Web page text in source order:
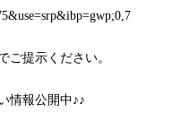
ご提示ください。
情報公開中♪♪